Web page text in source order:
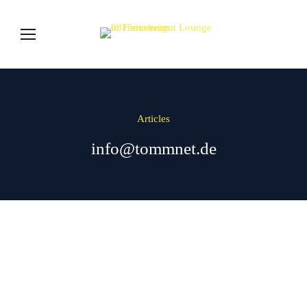
Articles
info@tommnet.de